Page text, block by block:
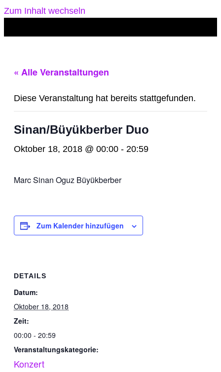
Zum Inhalt wechseln
« Alle Veranstaltungen
Diese Veranstaltung hat bereits stattgefunden.
Sinan/Büyükberber Duo
Oktober 18, 2018 @ 00:00 - 20:59
Marc Sinan Oguz Büyükberber
Zum Kalender hinzufügen
DETAILS
Datum:
Oktober 18, 2018
Zeit:
00:00 - 20:59
Veranstaltungskategorie:
Konzert